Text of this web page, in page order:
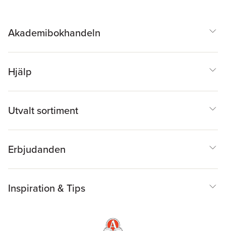
Akademibokhandeln
Hjälp
Utvalt sortiment
Erbjudanden
Inspiration & Tips